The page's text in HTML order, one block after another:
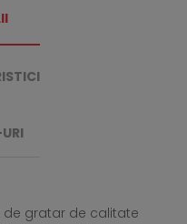
de gratar de calitate